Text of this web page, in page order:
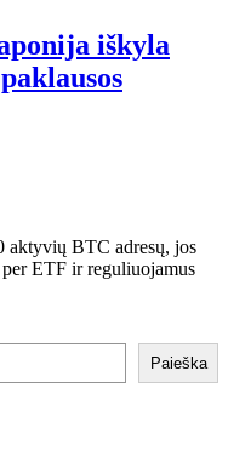
iškyla
aktyvių BTC adresų, jos
ETF ir reguliuojamus
Paieška